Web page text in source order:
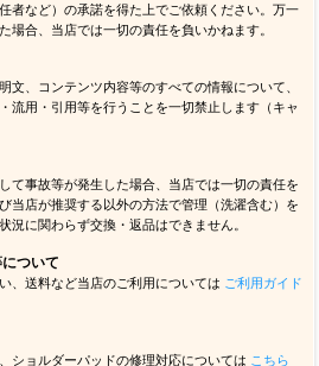
者など）の承諾を得た上でご依頼ください。万一
場合、当店では一切の責任を負いかねます。
文、コンテンツ内容等のすべての情報について、
流用・引用等を行うことを一切禁止します（キャ
て事故等が発生した場合、当店では一切の責任を
当店が推奨する以外の方法で管理（洗濯含む）を
況に関わらず交換・返品はできません。
ついて
、送料など当店のご利用については ご利用ガイド
ショルダーパッドの修理対応については こちら